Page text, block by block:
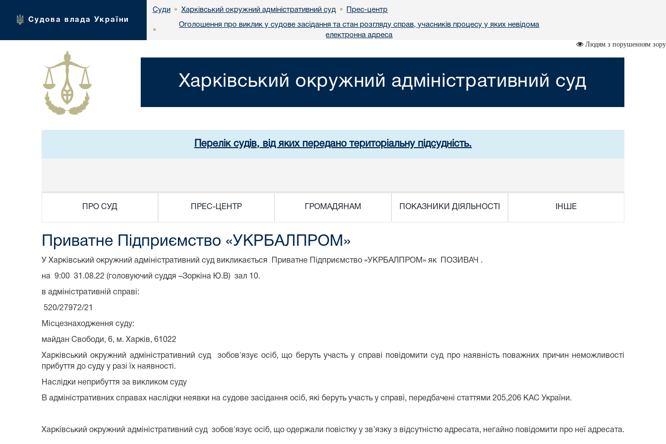
Судова влада України
Суди • Харківський окружний адміністративний суд • Прес-центр
•
Оголошення про виклик у судове засідання та стан розгляду справ, учасників процесу у яких невідома
електронна адреса
Людям з порушенням зору
Харківський окружний адміністративний суд
Перелік судів, від яких передано територіальну підсудність.
ПРО СУД ПРЕС-ЦЕНТР ГРОМАДЯНАМ ПОКАЗНИКИ ДІЯЛЬНОСТІ ІНШЕ
Приватне Підприємство «УКРБАЛПРОМ»
У Харківський окружний адміністративний суд викликається Приватне Підприємство «УКРБАЛПРОМ» як ПОЗИВАЧ .
на 9:00 31.08.22 (головуючий суддя –Зоркіна Ю.В) зал 10.
в адміністративній справі:
520/27972/21
Місцезнаходження суду:
майдан Свободи, 6, м. Харків, 61022
Харківський окружний адміністративний суд зобов'язує осіб, що беруть участь у справі повідомити суд про наявність поважних причин неможливості
прибуття до суду у разі їх наявності.
Наслідки неприбуття за викликом суду
В адміністративних справах наслідки неявки на судове засідання осіб, які беруть участь у справі, передбачені статтями 205,206 КАС України.
Харківський окружний адміністративний суд зобов'язує осіб, що одержали повістку у зв’язку з відсутністю адресата, негайно повідомити про неї адресата.